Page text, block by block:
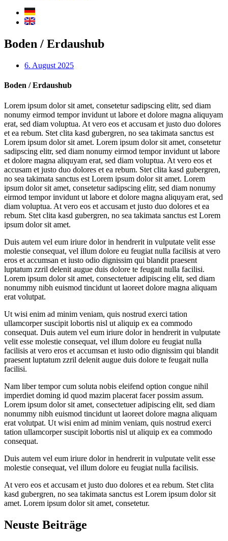
Boden / Erdaushub
6. August 2025
Boden / Erdaushub
Lorem ipsum dolor sit amet, consetetur sadipscing elitr, sed diam
nonumy eirmod tempor invidunt ut labore et dolore magna aliquyam
erat, sed diam voluptua. At vero eos et accusam et justo duo dolores
et ea rebum. Stet clita kasd gubergren, no sea takimata sanctus est
Lorem ipsum dolor sit amet. Lorem ipsum dolor sit amet, consetetur
sadipscing elitr, sed diam nonumy eirmod tempor invidunt ut labore
et dolore magna aliquyam erat, sed diam voluptua. At vero eos et
accusam et justo duo dolores et ea rebum. Stet clita kasd gubergren,
no sea takimata sanctus est Lorem ipsum dolor sit amet. Lorem
ipsum dolor sit amet, consetetur sadipscing elitr, sed diam nonumy
eirmod tempor invidunt ut labore et dolore magna aliquyam erat, sed
diam voluptua. At vero eos et accusam et justo duo dolores et ea
rebum. Stet clita kasd gubergren, no sea takimata sanctus est Lorem
ipsum dolor sit amet.
Duis autem vel eum iriure dolor in hendrerit in vulputate velit esse
molestie consequat, vel illum dolore eu feugiat nulla facilisis at vero
eros et accumsan et iusto odio dignissim qui blandit praesent
luptatum zzril delenit augue duis dolore te feugait nulla facilisi.
Lorem ipsum dolor sit amet, consectetuer adipiscing elit, sed diam
nonummy nibh euismod tincidunt ut laoreet dolore magna aliquam
erat volutpat.
Ut wisi enim ad minim veniam, quis nostrud exerci tation
ullamcorper suscipit lobortis nisl ut aliquip ex ea commodo
consequat. Duis autem vel eum iriure dolor in hendrerit in vulputate
velit esse molestie consequat, vel illum dolore eu feugiat nulla
facilisis at vero eros et accumsan et iusto odio dignissim qui blandit
praesent luptatum zzril delenit augue duis dolore te feugait nulla
facilisi.
Nam liber tempor cum soluta nobis eleifend option congue nihil
imperdiet doming id quod mazim placerat facer possim assum.
Lorem ipsum dolor sit amet, consectetuer adipiscing elit, sed diam
nonummy nibh euismod tincidunt ut laoreet dolore magna aliquam
erat volutpat. Ut wisi enim ad minim veniam, quis nostrud exerci
tation ullamcorper suscipit lobortis nisl ut aliquip ex ea commodo
consequat.
Duis autem vel eum iriure dolor in hendrerit in vulputate velit esse
molestie consequat, vel illum dolore eu feugiat nulla facilisis.
At vero eos et accusam et justo duo dolores et ea rebum. Stet clita
kasd gubergren, no sea takimata sanctus est Lorem ipsum dolor sit
amet. Lorem ipsum dolor sit amet, consetetur.
Neuste Beiträge